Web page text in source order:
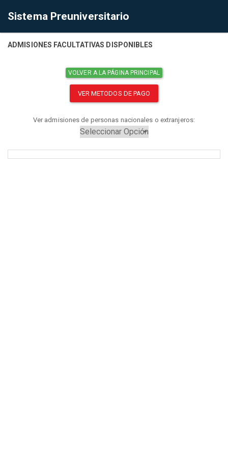
Sistema Preuniversitario
ADMISIONES FACULTATIVAS DISPONIBLES
VOLVER A LA PÁGINA PRINCIPAL
VER METODOS DE PAGO
Ver admisiones de personas nacionales o extranjeros: